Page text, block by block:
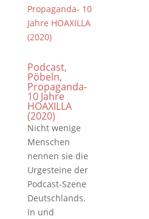
Podcast,
Pöbeln,
Propaganda-
10 Jahre
HOAXILLA
(2020)
Nicht wenige
Menschen
nennen sie die
Urgesteine der
Podcast-Szene
Deutschlands.
In und